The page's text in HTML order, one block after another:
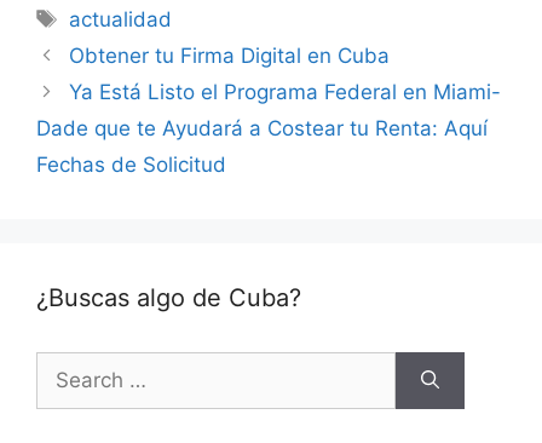
Tags
actualidad
Obtener tu Firma Digital en Cuba
Ya Está Listo el Programa Federal en Miami-
Dade que te Ayudará a Costear tu Renta: Aquí
Fechas de Solicitud
¿Buscas algo de Cuba?
for: